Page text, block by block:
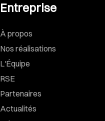
Entreprise
À propos
Nos réalisations
L'Équipe
RSE
Partenaires
Actualités